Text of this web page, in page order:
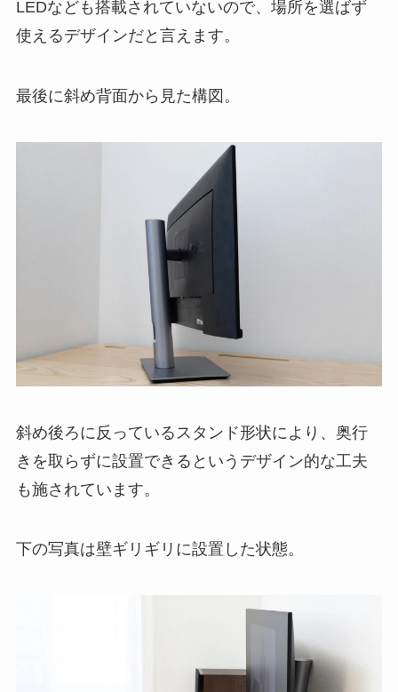
LEDなども搭載されていないので、場所を選ばず
使えるデザインだと言えます。
最後に斜め背面から見た構図。
斜め後ろに反っているスタンド形状により、奥行
きを取らずに設置できるというデザイン的な工夫
も施されています。
下の写真は壁ギリギリに設置した状態。